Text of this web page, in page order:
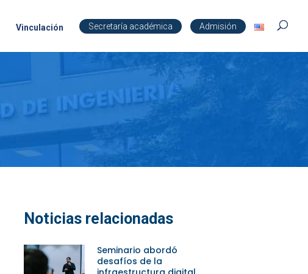
Vinculación Secretaría académica Admisión
Noticias relacionadas
Seminario abordó
desafíos de la